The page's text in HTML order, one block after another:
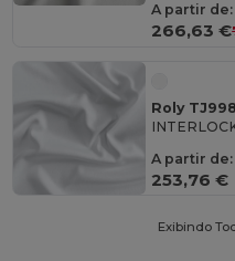
A partir de:
266,63 €
Roly
A partir de:
253,76 €
Exibindo